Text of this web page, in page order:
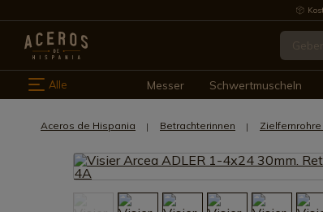
Alle Messer Schwertmuscheln
Aceros de Hispania Betrachterinnen